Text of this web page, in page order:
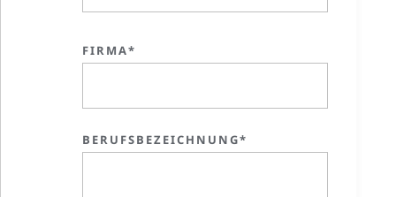
FIRMA*
BERUFSBEZEICHNUNG*